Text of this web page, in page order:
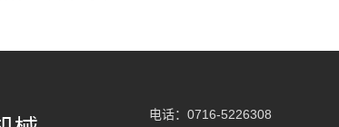
电话：0716-5226308